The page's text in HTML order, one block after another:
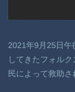
2021年9月25日午
してきたフォル
民によって救助